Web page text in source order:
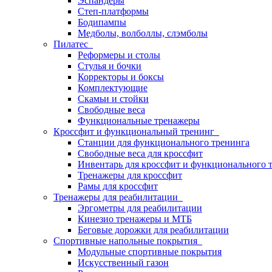
Степ-платформы
Бодипампы
Медболы, волболлы, слэмболы
Пилатес
Реформеры и столы
Стулья и бочки
Корректоры и боксы
Комплектующие
Скамьи и стойки
Свободные веса
Функциональные тренажеры
Кроссфит и функциональный тренинг
Станции для функционального тренинга
Свободные веса для кроссфит
Инвентарь для кроссфит и функционального
Тренажеры для кроссфит
Рамы для кроссфит
Тренажеры для реабилитации
Эргометры для реабилитации
Кинезио тренажеры и МТБ
Беговые дорожки для реабилитации
Спортивные напольные покрытия
Модульные спортивные покрытия
Искусственный газон